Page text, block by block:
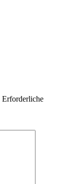
Erforderliche